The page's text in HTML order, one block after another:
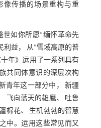
像传播的场景重构与重
世如你所愿”缅怀革命先
利益， 从“雪域高原的普
年》运用了一系列具有
共同体意识的深层次构
青年这一部分中， 新疆
飞向蓝天的雄鹰、 吐鲁
棉花、 生机勃勃的智慧
中。运用这些常见而又